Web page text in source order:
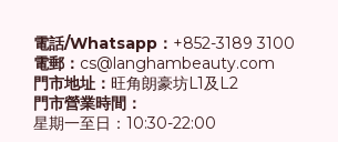
電話/Whatsapp： +852-3189 3100
電郵： cs@langhambeauty.com
門市地址： 旺角朗豪坊L1及L2
門市營業時間：
星期一至日：10:30-22:00